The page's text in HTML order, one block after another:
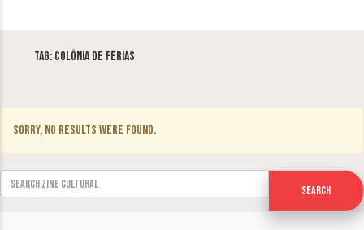
Tag: Colônia de Férias
Sorry, no results were found.
Search for:
Search